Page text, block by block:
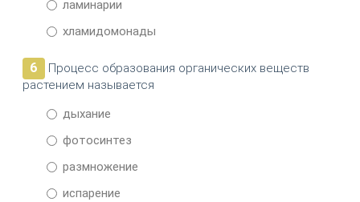
ламинарии
хламидомонады
6
Процесс образования органических веществ
растением называется
дыхание
фотосинтез
размножение
испарение